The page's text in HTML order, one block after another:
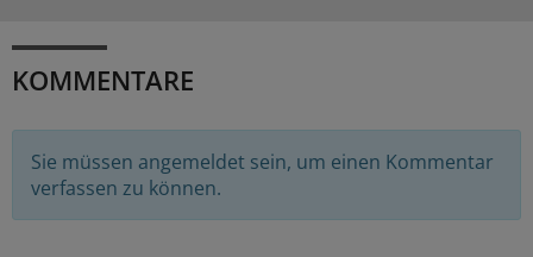
KOMMENTARE
Sie müssen angemeldet sein, um einen Kommentar
verfassen zu können.